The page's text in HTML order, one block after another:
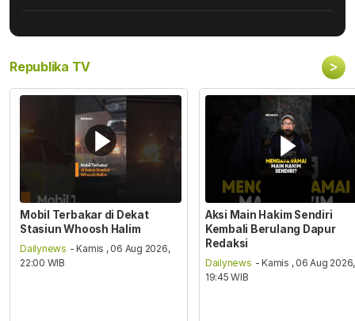
Republika TV >
Mobil Terbakar di Dekat
Stasiun Whoosh Halim
Dailynews - Kamis , 06 Aug 2026,
22:00 WIB
Aksi Main Hakim Sendiri
Kembali Berulang Dapur
Redaksi
Dailynews - Kamis , 06 Aug 2026,
19:45 WIB